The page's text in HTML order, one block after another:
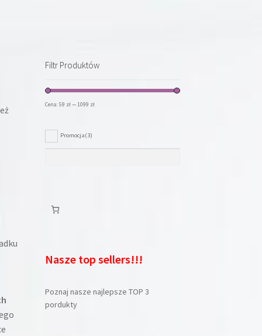
Filtr Produktów
Cena:59 zł—1099 zł
Promocja(3)
Nasze top sellers!!!
Poznaj nasze najlepsze TOP 3
pordukty